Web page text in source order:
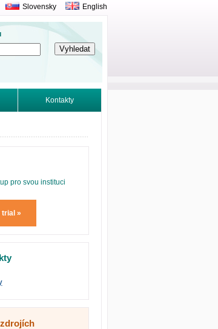
Slovensky English
Kontakty
pro svou instituci
trial »